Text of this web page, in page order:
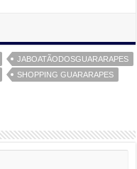
e
JABOATÃODOSGUARARAPES
SHOPPING GUARARAPES